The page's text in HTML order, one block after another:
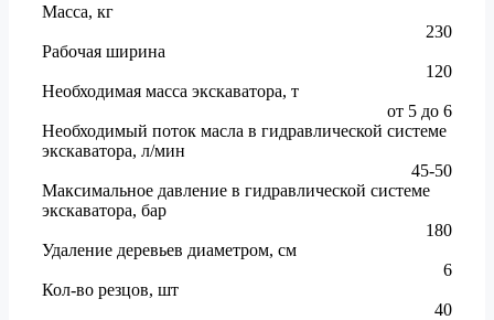
Масса, кг
230
Рабочая ширина
120
Необходимая масса экскаватора, т
от 5 до 6
Необходимый поток масла в гидравлической системе
экскаватора, л/мин
45-50
Максимальное давление в гидравлической системе
экскаватора, бар
180
Удаление деревьев диаметром, см
6
Кол-во резцов, шт
40